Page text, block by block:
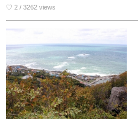
♡ 2 / 3262 views